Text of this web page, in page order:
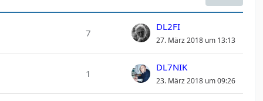
7
DL2FI
27. März 2018 um 13:13
1
DL7NIK
23. März 2018 um 09:26